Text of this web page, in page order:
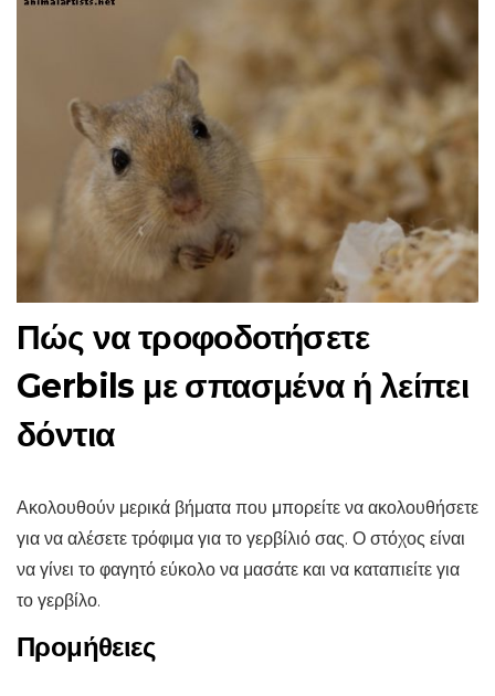
Πώς να τροφοδοτήσετε
Gerbils με σπασμένα ή λείπει
δόντια
Ακολουθούν μερικά βήματα που μπορείτε να ακολουθήσετε
για να αλέσετε τρόφιμα για το γερβίλιό σας. Ο στόχος είναι
να γίνει το φαγητό εύκολο να μασάτε και να καταπιείτε για
το γερβίλο.
Προμήθειες